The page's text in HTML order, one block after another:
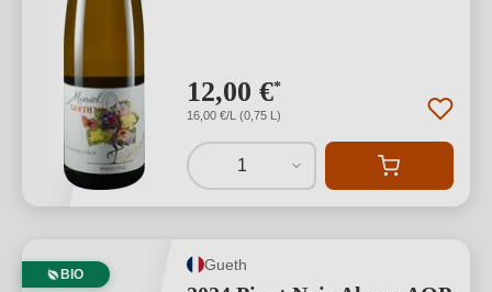
12,00 €*
16,00 €/L (0,75 L)
1
BIO
Gueth